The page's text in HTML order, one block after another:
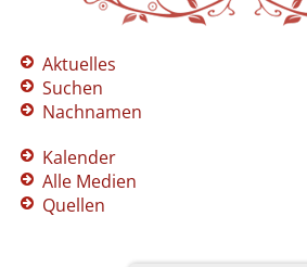
Aktuelles
Suchen
Nachnamen
Kalender
Alle Medien
Quellen